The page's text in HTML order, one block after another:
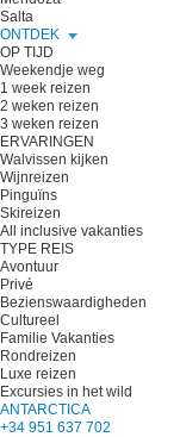
Salta
ONTDEK
OP TIJD
Weekendje weg
1 week reizen
2 weken reizen
3 weken reizen
ERVARINGEN
Walvissen kijken
Wijnreizen
Pinguïns
Skireizen
All inclusive vakanties
TYPE REIS
Avontuur
Privé
Bezienswaardigheden
Cultureel
Familie Vakanties
Rondreizen
Luxe reizen
Excursies in het wild
ANTARCTICA
+34 951 637 702